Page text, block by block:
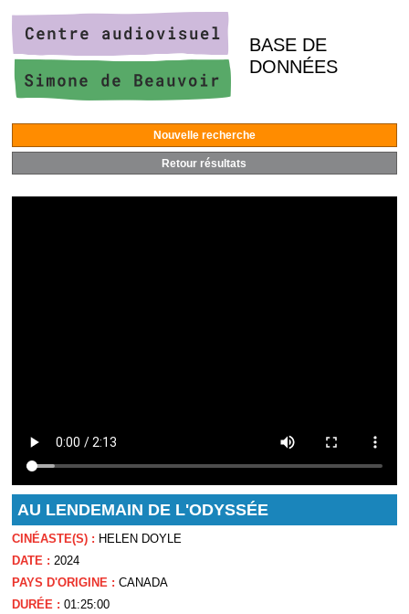
BASE DE
DONNÉES
Nouvelle recherche
Retour résultats
AU LENDEMAIN DE L'ODYSSÉE
CINÉASTE(S) : HELEN DOYLE
DATE : 2024
PAYS D'ORIGINE : CANADA
DURÉE : 01:25:00